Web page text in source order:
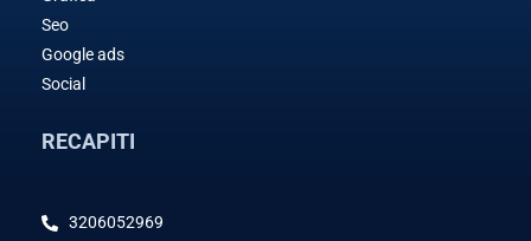
Seo
Google ads
Social
RECAPITI
3206052969